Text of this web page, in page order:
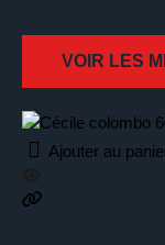
VOIR LES
Ajouter au